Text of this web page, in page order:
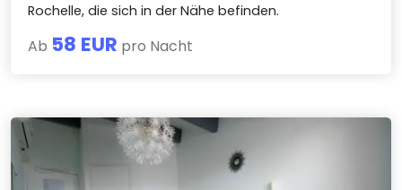
Rochelle, die sich in der Nähe befinden.
Ab 58 EUR pro Nacht